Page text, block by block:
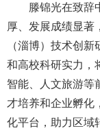
滕锦光在致辞中
厚、发展成绩显著
（淄博）技术创
和高校科研实力，
智能、人文旅游等
才培养和企业孵化
化平台，助力区域